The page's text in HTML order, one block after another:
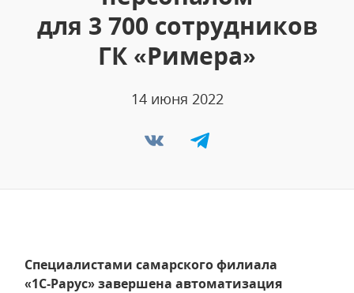
для 3 700 сотрудников
ГК «Римера»
14 июня 2022
Специалистами самарского филиала
«1С‑Рарус» завершена автоматизация